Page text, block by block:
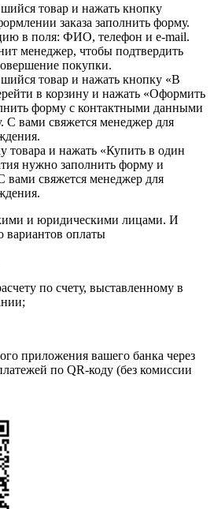
товар и нажать кнопку
заказа заполнить форму.
в поля: ФИО, телефон и e-mail.
менеджер, чтобы подтвердить
покупки.
товар и нажать кнопку «В
в корзину и нажать «Оформить
форму с контактными данными
С вами свяжется менеджер для
товара и нажать «Купить в один
нужно заполнить форму и
вами свяжется менеджер для
и юридическими лицами. И
вариантов оплаты
по счету, выставленному в
приложения вашего банка через
по QR-коду (без комиссии